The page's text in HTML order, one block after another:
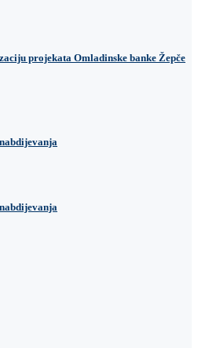
projekata Omladinske banke Žepče